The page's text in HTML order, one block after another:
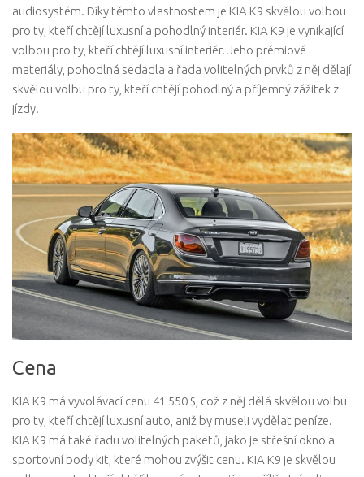
audiosystém. Díky těmto vlastnostem je KIA K9 skvělou volbou
pro ty, kteří chtějí luxusní a pohodlný interiér. KIA K9 je vynikající
volbou pro ty, kteří chtějí luxusní interiér. Jeho prémiové
materiály, pohodlná sedadla a řada volitelných prvků z něj dělají
skvělou volbu pro ty, kteří chtějí pohodlný a příjemný zážitek z
jízdy.
Cena
KIA K9 má vyvolávací cenu 41 550 $, což z něj dělá skvělou volbu
pro ty, kteří chtějí luxusní auto, aniž by museli vydělat peníze.
KIA K9 má také řadu volitelných paketů, jako je střešní okno a
sportovní body kit, které mohou zvýšit cenu. KIA K9 je skvělou